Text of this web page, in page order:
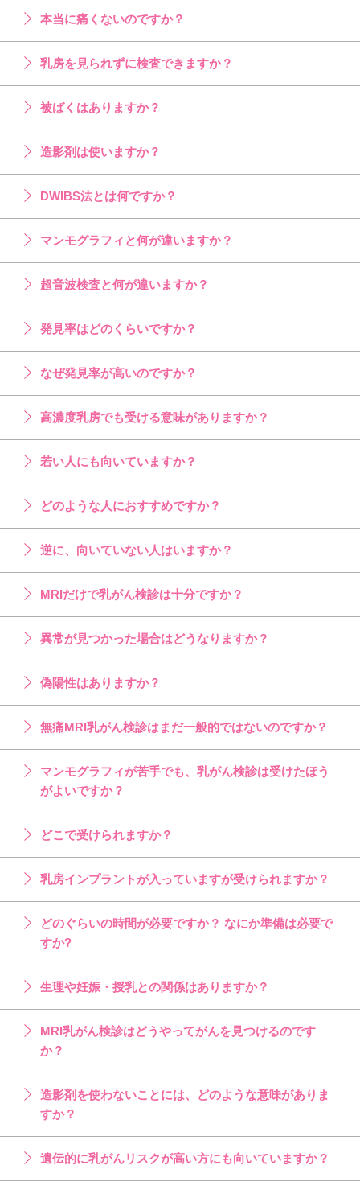
本当に痛くないのですか？
乳房を見られずに検査できますか？
被ばくはありますか？
造影剤は使いますか？
DWIBS法とは何ですか？
マンモグラフィと何が違いますか？
超音波検査と何が違いますか？
発見率はどのくらいですか？
なぜ発見率が高いのですか？
高濃度乳房でも受ける意味がありますか？
若い人にも向いていますか？
どのような人におすすめですか？
逆に、向いていない人はいますか？
MRIだけで乳がん検診は十分ですか？
異常が見つかった場合はどうなりますか？
偽陽性はありますか？
無痛MRI乳がん検診はまだ一般的ではないのですか？
マンモグラフィが苦手でも、乳がん検診は受けたほう
がよいですか？
どこで受けられますか？
乳房インプラントが入っていますが受けられますか？
どのぐらいの時間が必要ですか？ なにか準備は必要で
すか?
生理や妊娠・授乳との関係はありますか？
MRI乳がん検診はどうやってがんを見つけるのです
か？
造影剤を使わないことには、どのような意味がありま
すか？
遺伝的に乳がんリスクが高い方にも向いていますか？